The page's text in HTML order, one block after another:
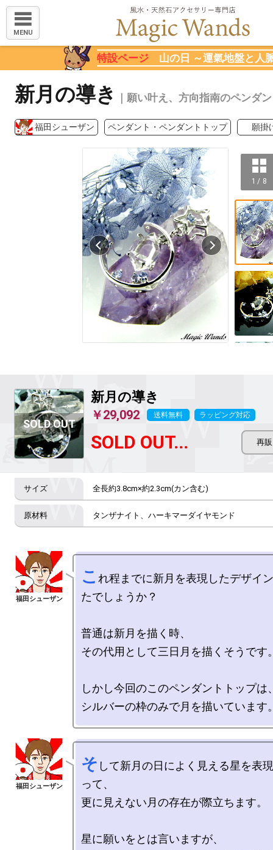
MENU
特設ページ山の日 ～運氣地盤と人
新月の導き ｜願い叶え、方向指南のペンダ
福田シューザン ペンダント・ペンダントトップ 願掛
1 / 8
新月の導き
￥29,092 送料無料 ラッピング対応
SOLD OUT...
全長約3.8cm×約2.3cm(カン含む)
タンザナイト、ハーキマーダイヤモンド
こ れ程までに新月を表現したデザイ
たでしょうか？
普通は新月を描く時、
その代用として三日月を描くそうです
しかし今回のこのペンダントトップは
そ して新月の日によく見える星を表
って、
更に見えない月の存在が際立ちます。
星に願いをとは言いますが、